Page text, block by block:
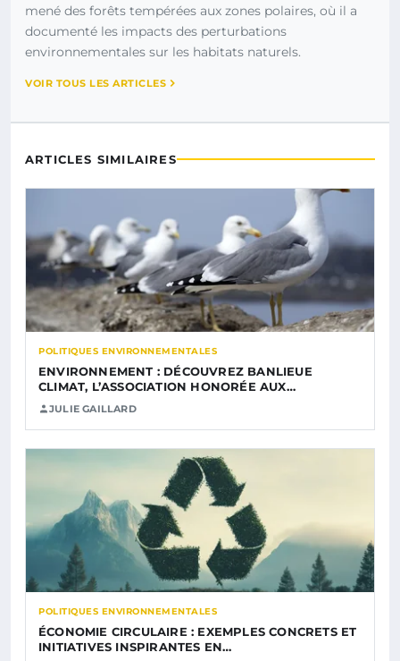
mené des forêts tempérées aux zones polaires, où il a
documenté les impacts des perturbations
environnementales sur les habitats naturels.
VOIR TOUS LES ARTICLES
ARTICLES SIMILAIRES
POLITIQUES ENVIRONNEMENTALES
ENVIRONNEMENT : DÉCOUVREZ BANLIEUE
CLIMAT, L’ASSOCIATION HONORÉE AUX…
JULIE GAILLARD
POLITIQUES ENVIRONNEMENTALES
ÉCONOMIE CIRCULAIRE : EXEMPLES CONCRETS ET
INITIATIVES INSPIRANTES EN…